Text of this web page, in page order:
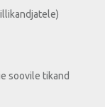
soovile tikand